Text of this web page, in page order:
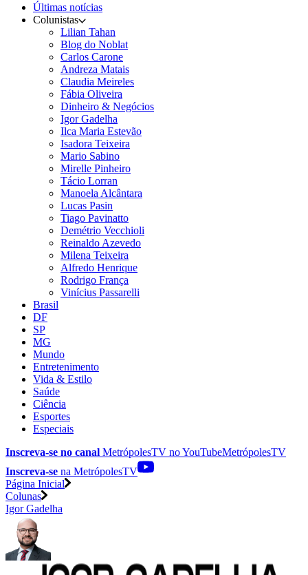
Últimas notícias
Colunistas
Lilian Tahan
Blog do Noblat
Carlos Carone
Andreza Matais
Claudia Meireles
Fábia Oliveira
Dinheiro & Negócios
Igor Gadelha
Ilca Maria Estevão
Isadora Teixeira
Mario Sabino
Mirelle Pinheiro
Tácio Lorran
Manoela Alcântara
Lucas Pasin
Tiago Pavinatto
Demétrio Vecchioli
Reinaldo Azevedo
Milena Teixeira
Alfredo Henrique
Rodrigo França
Vinícius Passarelli
Brasil
DF
SP
MG
Mundo
Entretenimento
Vida & Estilo
Saúde
Ciência
Esportes
Especiais
Inscreva-se no canal MetrópolesTV noYouTubeMetrópolesTV
Inscreva-se na MetrópolesTV
Página Inicial
Colunas
Igor Gadelha